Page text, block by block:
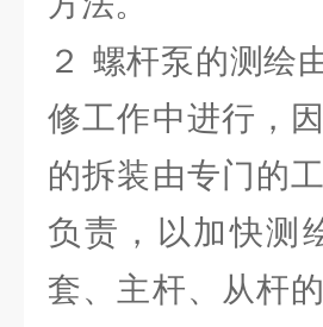
２ 螺杆泵的测绘
修工作中进行，
的拆装由专门的
负责，以加快测
套、主杆、从杆